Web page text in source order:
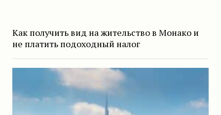
Как получить вид на жительство в Монако и
не платить подоходный налог